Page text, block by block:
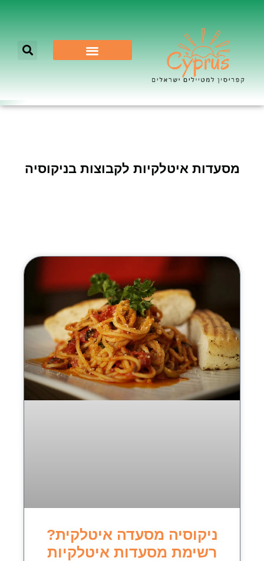
מסעדות איטלקיות לקבוצות בניקוסיה
ניקוסיה מסעדה איטלקית?
רשימת מסעדות איטלקיות